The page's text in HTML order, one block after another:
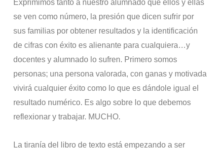
Exprimimos tanto a nuestro alumnado que ellos y ellas
se ven como número, la presión que dicen sufrir por
sus familias por obtener resultados y la identificación
de cifras con éxito es alienante para cualquiera…y
docentes y alumnado lo sufren. Primero somos
personas; una persona valorada, con ganas y motivada
vivirá cualquier éxito como lo que es dándole igual el
resultado numérico. Es algo sobre lo que debemos
reflexionar y trabajar. MUCHO.
La tiranía del libro de texto está empezando a ser